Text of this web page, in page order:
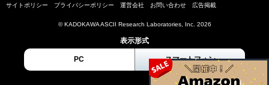
サイトポリシー プライバシーポリシー 運営会社 お問い合わせ 広告掲載
© KADOKAWA ASCII Research Laboratories, Inc. 2026
表示形式
PC スマートフォン